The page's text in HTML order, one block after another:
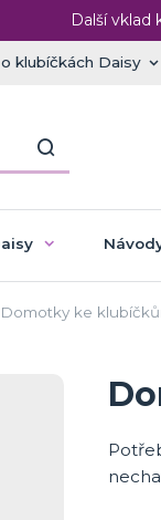
Další vklad
klubíčkách Daisy
Domotky ke